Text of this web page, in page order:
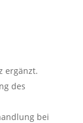
ergänzt.
des
bei